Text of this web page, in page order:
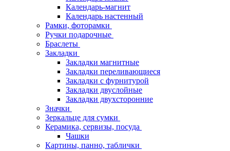
Календарь-магнит
Календарь настенный
Рамки, фоторамки
Ручки подарочные
Браслеты
Закладки
Закладки магнитные
Закладки переливающиеся
Закладки с фурнитурой
Закладки двуслойные
Закладки двухсторонние
Значки
Зеркальце для сумки
Керамика, сервизы, посуда
Чашки
Картины, панно, таблички